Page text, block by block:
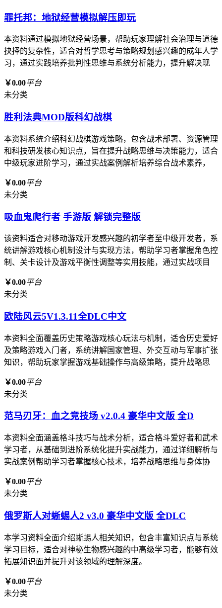
罪托邦：地狱经营模拟解压即玩
本资料通过模拟地狱经营场景，帮助玩家理解社会治理与道德
抉择的复杂性，适合对哲学思考与策略规划感兴趣的成年人学
习，通过实践培养批判性思维与系统分析能力，提升解决现
￥0.00平台
未分类
胜利法典MOD版科幻战棋
本资料系统介绍科幻战棋游戏策略，包含战术部署、资源管理
和科技研发核心知识点，旨在提升战略思维与决策能力，适合
中级玩家进阶学习，通过实战案例解析培养综合战术素养，
￥0.00平台
未分类
吸血鬼爬行者 手游版 解锁完整版
该资料适合对移动游戏开发感兴趣的初学者至中级开发者，系
统讲解游戏核心机制设计与实现方法，帮助学习者掌握角色控
制、关卡设计及游戏平衡性调整等实用技能，通过实战项目
￥0.00平台
未分类
欧陆风云5V1.3.11全DLC中文
本资料全面覆盖历史策略游戏核心玩法与机制，适合历史爱好
及策略游戏入门者，系统讲解国家管理、外交互动与军事扩张
知识，帮助玩家掌握游戏基础操作与高级策略，提升战略思
￥0.00平台
未分类
范马刃牙：血之竞技场 v2.0.4 豪华中文版 全D
本资料全面涵盖格斗技巧与战术分析，适合格斗爱好者和武术
学习者，从基础到进阶系统化提升实战能力，通过详细解析与
实战案例帮助学习者掌握核心技术，培养战略思维与身体协
￥0.00平台
未分类
俄罗斯人对蜥蜴人2 v3.0 豪华中文版 全DLC
本学习资料全面介绍蜥蜴人相关知识，包含丰富知识点与系统
学习目标，适合对神秘生物感兴趣的中高级学习者，能够有效
拓展知识面并提升对该领域的理解深度。
￥0.00平台
未分类